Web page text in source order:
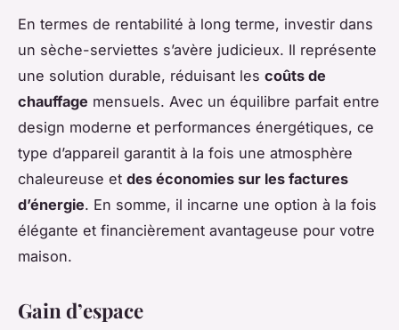
En termes de rentabilité à long terme, investir dans
un sèche-serviettes s’avère judicieux. Il représente
une solution durable, réduisant les coûts de
chauffage mensuels. Avec un équilibre parfait entre
design moderne et performances énergétiques, ce
type d’appareil garantit à la fois une atmosphère
chaleureuse et des économies sur les factures
d’énergie. En somme, il incarne une option à la fois
élégante et financièrement avantageuse pour votre
maison.
Gain d’espace